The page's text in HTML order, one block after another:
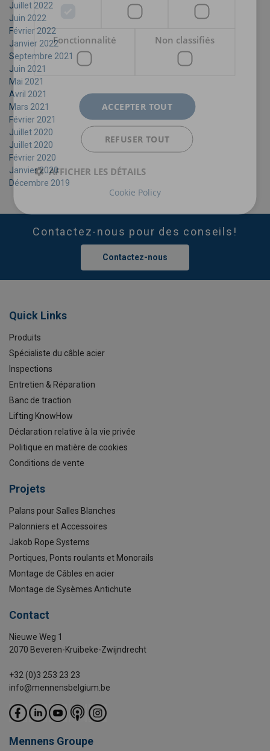
Juillet 2022
Juin 2022
Février 2022
Janvier 2022
Septembre 2021
Juin 2021
Mai 2021
Avril 2021
Mars 2021
Février 2021
Juillet 2020
Juillet 2020
Février 2020
Janvier 2020
Décembre 2019
Contactez-nous pour des conseils!
Contactez-nous
Quick Links
Produits
Spécialiste du câble acier
Inspections
Entretien & Réparation
Banc de traction
Lifting KnowHow
Déclaration relative à la vie privée
Politique en matière de cookies
Conditions de vente
Projets
Palans pour Salles Blanches
Palonniers et Accessoires
Jakob Rope Systems
Portiques, Ponts roulants et Monorails
Montage de Câbles en acier
Montage de Sysèmes Antichute
Contact
Nieuwe Weg 1
2070 Beveren-Kruibeke-Zwijndrecht
+32 (0)3 253 23 23
info@mennensbelgium.be
Mennens Groupe
Fonctionnalité Non classifiés
ACCEPTER TOUT
REFUSER TOUT
AFFICHER LES DÉTAILS
Cookie Policy